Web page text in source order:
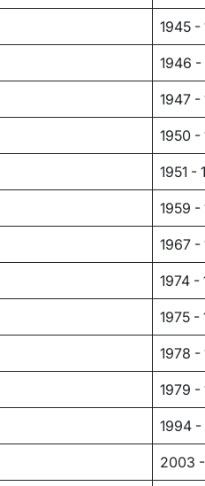
1945 -
1946 -
1947 -
1950 -
1951 -
1959 -
1967 -
1974 -
1975 -
1978 -
1979 -
1994
2003